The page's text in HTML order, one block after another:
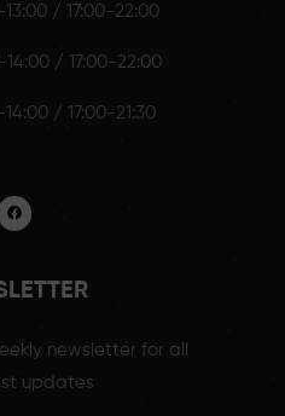
/ 17:00-22:00
14:00 / 17:00-22:00
/ 17:00-21:30
newsletter for all
updates